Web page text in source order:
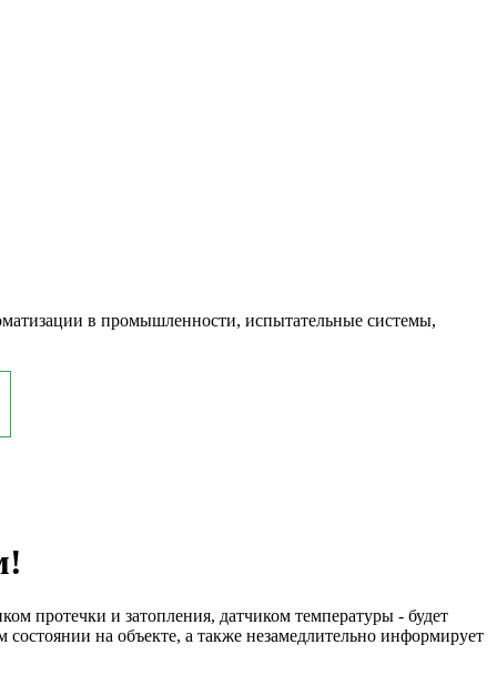
в промышленности, испытательные системы,
протечки и затопления, датчиком температуры - будет
на объекте, а также незамедлительно информирует